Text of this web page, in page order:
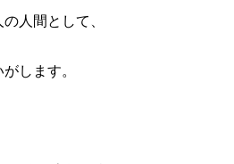
人間として、
します。